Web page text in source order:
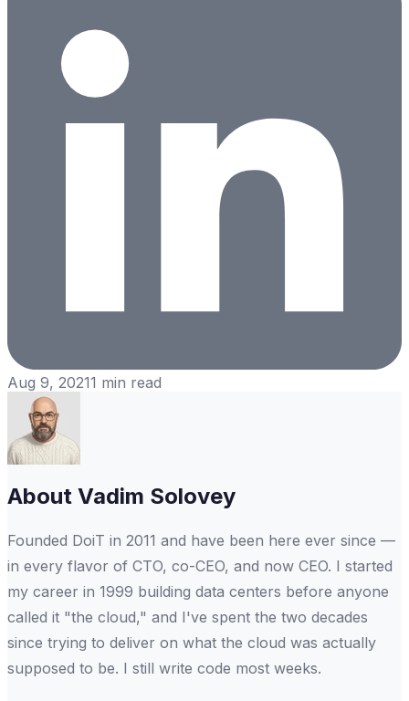
Aug 9, 20211 min read
About Vadim Solovey
Founded DoiT in 2011 and have been here ever since —
in every flavor of CTO, co-CEO, and now CEO. I started
my career in 1999 building data centers before anyone
called it "the cloud," and I've spent the two decades
since trying to deliver on what the cloud was actually
supposed to be. I still write code most weeks.